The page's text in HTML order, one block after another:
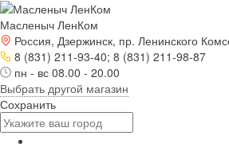
Масленыч ЛенКом
Россия, Дзержинск, пр. Ленинского
8 (831) 211-93-40; 8 (831) 211-98-87
пн - вс 08.00 - 20.00
Выбрать другой магазин
Сохранить